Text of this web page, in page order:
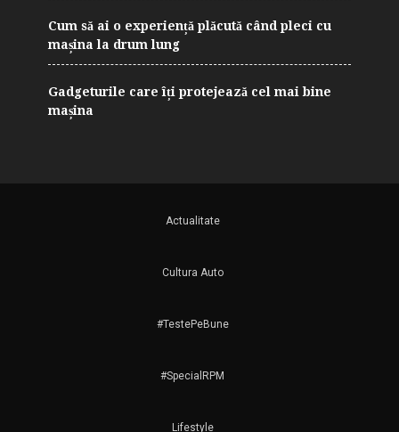
Cum să ai o experiență plăcută când pleci cu
mașina la drum lung
Gadgeturile care îți protejează cel mai bine
mașina
Actualitate
Cultura Auto
#TestePeBune
#SpecialRPM
Lifestyle